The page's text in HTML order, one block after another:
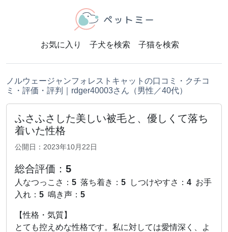
お気に入り 子犬を検索 子猫を検索
ノルウェージャンフォレストキャットの口コミ・クチコ
ミ・評価・評判｜rdger40003さん（男性／40代）
ふさふさした美しい被毛と、優しくて落ち
着いた性格
公開日：2023年10月22日
総合評価： 5
人なつっこさ： 5 落ち着き： 5 しつけやすさ： 4 お手
入れ： 5 鳴き声： 5
【性格・気質】
とても控えめな性格です。私に対しては愛情深く、よ